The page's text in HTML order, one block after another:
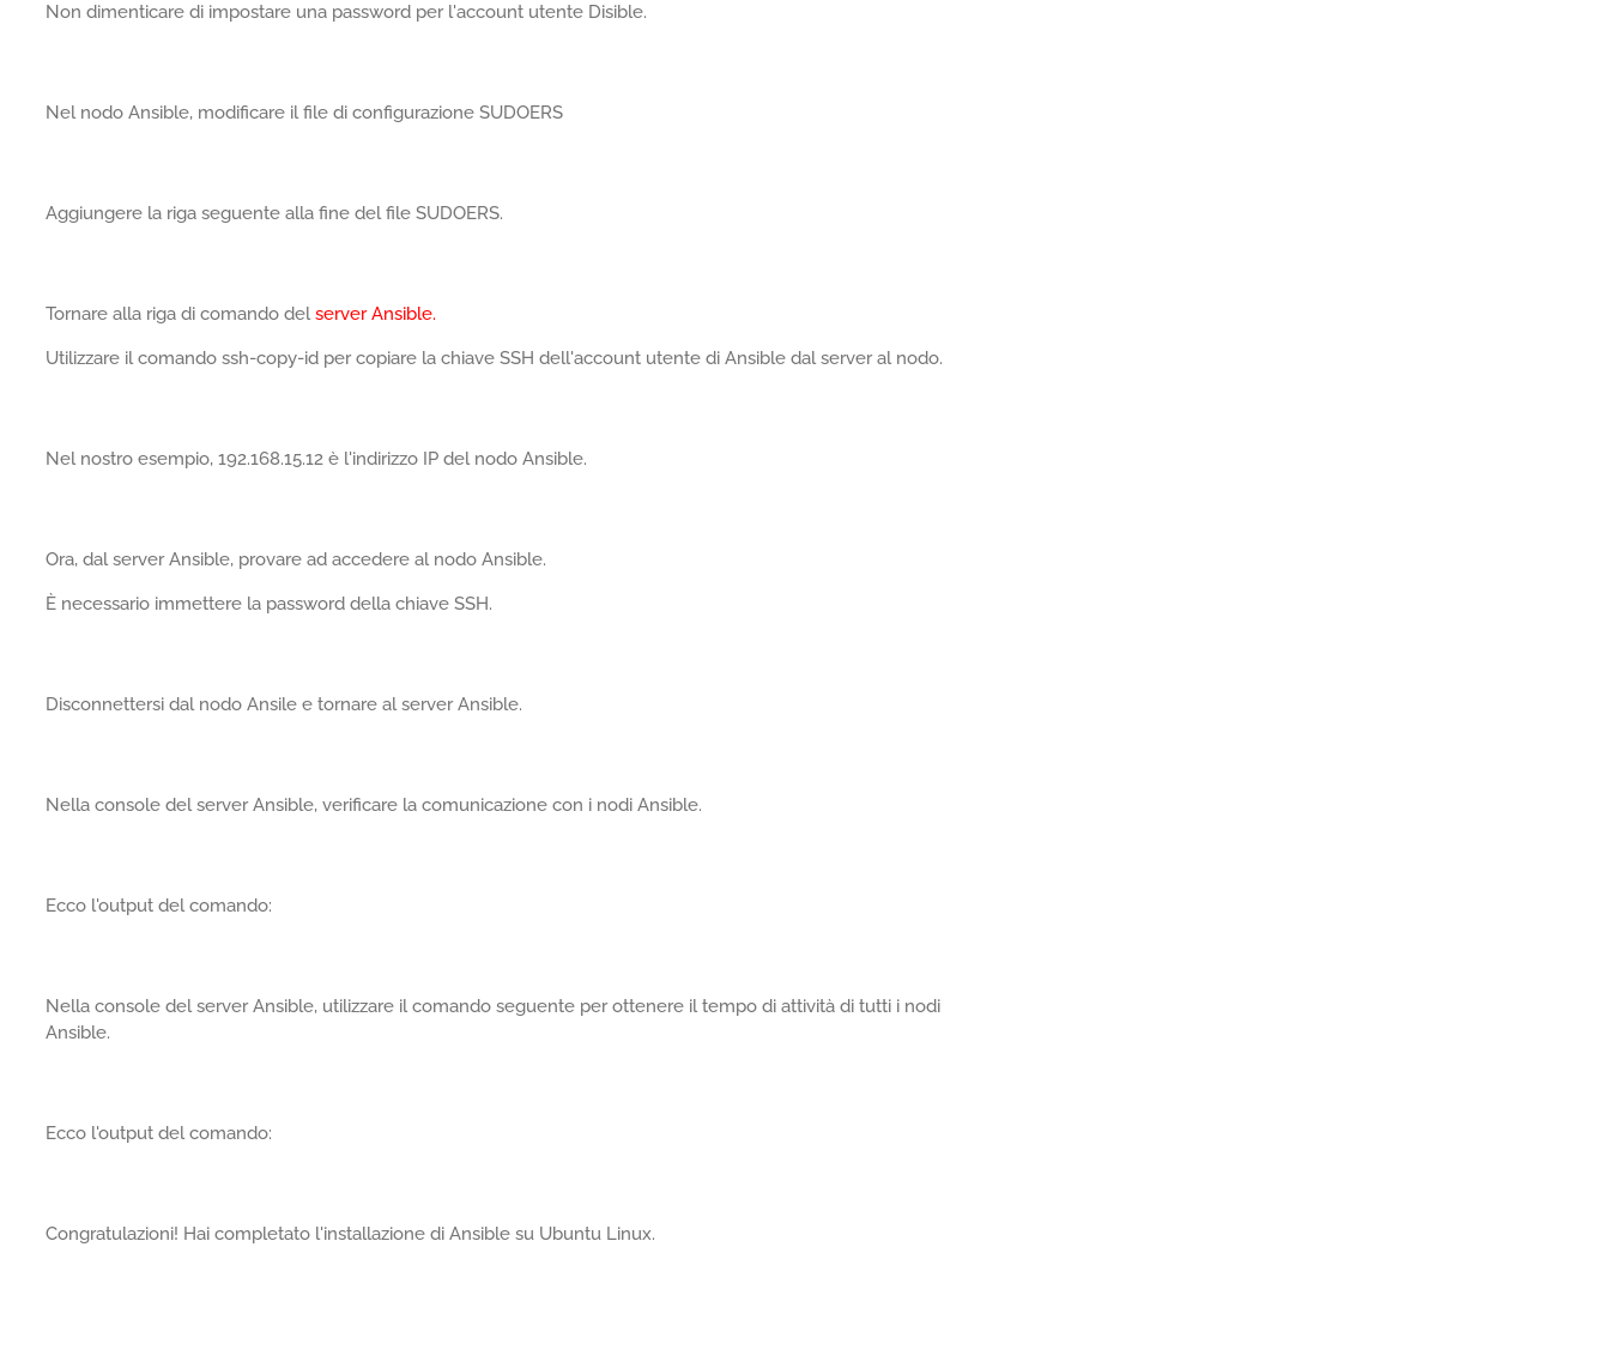
Non dimenticare di impostare una password per l'account utente Disible.
Nel nodo Ansible, modificare il file di configurazione SUDOERS
Aggiungere la riga seguente alla fine del file SUDOERS.
Tornare alla riga di comando delserver Ansible.
Utilizzare il comando ssh-copy-id per copiare la chiave SSH dell'account utente di Ansible dal server al nodo.
Nel nostro esempio, 192.168.15.12 è l'indirizzo IP del nodo Ansible.
Ora, dal server Ansible, provare ad accedere al nodo Ansible.
È necessario immettere la password della chiave SSH.
Disconnettersi dal nodo Ansile e tornare al server Ansible.
Nella console del server Ansible, verificare la comunicazione con i nodi Ansible.
Ecco l'output del comando:
Nella console del server Ansible, utilizzare il comando seguente per ottenere il tempo di attività di tutti i nodi
Ansible.
Ecco l'output del comando:
Congratulazioni! Hai completato l'installazione di Ansible su Ubuntu Linux.